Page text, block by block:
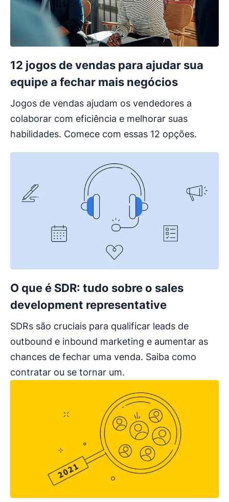
12 jogos de vendas para ajudar sua
equipe a fechar mais negócios
Jogos de vendas ajudam os vendedores a
colaborar com eficiência e melhorar suas
habilidades. Comece com essas 12 opções.
O que é SDR: tudo sobre o sales
development representative
SDRs são cruciais para qualificar leads de
outbound e inbound marketing e aumentar as
chances de fechar uma venda. Saiba como
contratar ou se tornar um.